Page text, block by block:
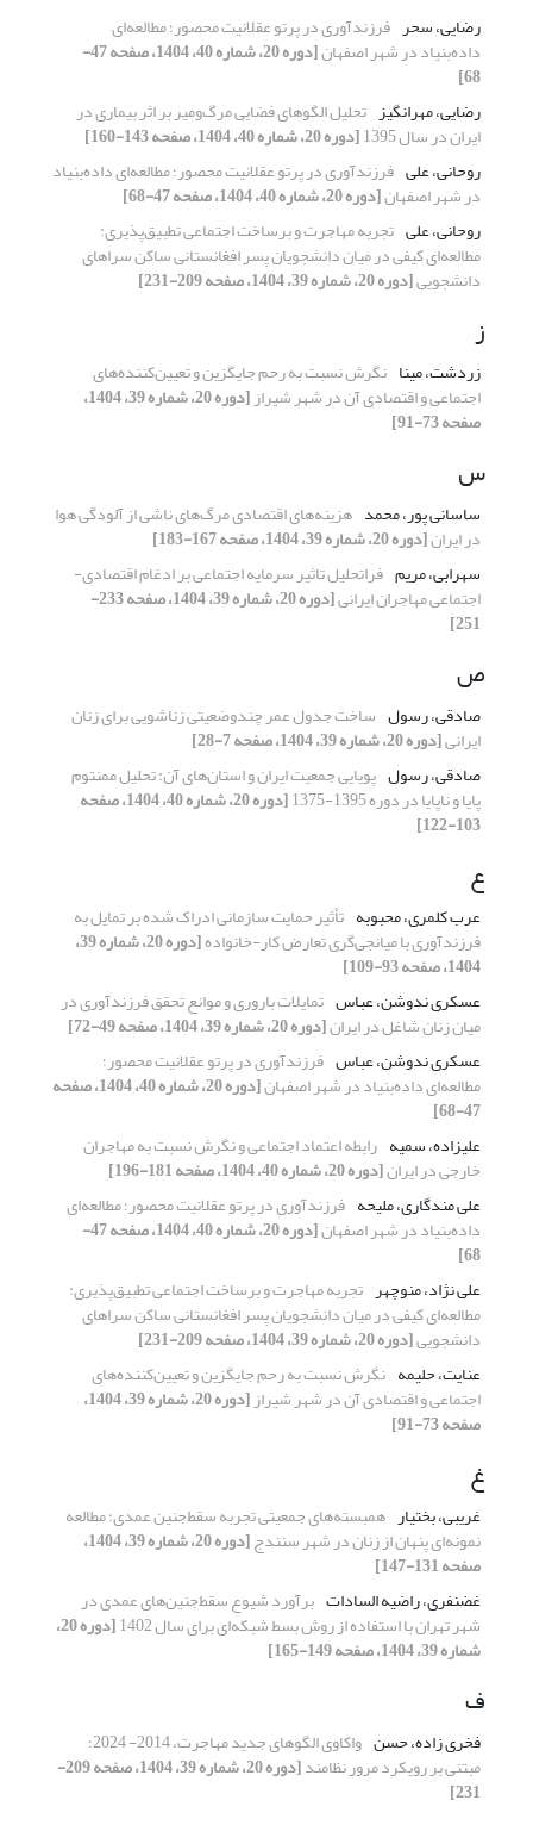
رضایی، سحر فرزندآوری در پرتو عقلانیت محصور؛ مطالعه‌ای
داده‌بنیاد در شهر اصفهان [دوره 20، شماره 40، 1404، صفحه 47-
68]
رضایی، مهرانگیز تحلیل الگوهای فضایی مرگ‌و‌میر بر اثر بیماری در
ایران در سال 1395
[دوره 20، شماره 40، 1404، صفحه 143-160]
روحانی، علی فرزندآوری در پرتو عقلانیت محصور؛ مطالعه‌ای داده‌بنیاد
در شهر اصفهان[دوره 20، شماره 40، 1404، صفحه 47-68]
روحانی، علی تجربه مهاجرت و برساخت اجتماعی تطبیق‌پذیری:
مطالعه‌ای کیفی در میان دانشجویان پسر افغانستانی ساکن سراهای
دانشجویی[دوره 20، شماره 39، 1404، صفحه 209-231]
ز
زردشت، مینا نگرش نسبت به رحم جایگزین و تعیین‌کننده‌های
اجتماعی و اقتصادی آن در شهر شیراز [دوره 20، شماره 39، 1404،
صفحه 73-91]
س
ساسانی پور، محمد هزینه‌های اقتصادی مرگ‌های ناشی از آلودگی هوا
در ایران[دوره 20، شماره 39، 1404، صفحه 167-183]
سهرابی، مریم فراتحلیل تاثیر سرمایه اجتماعی بر ادغام اقتصادی-
اجتماعی مهاجران ایرانی [دوره 20، شماره 39، 1404، صفحه 233-
251]
ص
صادقی، رسول ساخت جدول عمر چند‌وضعیتی زناشویی برای زنان
ایرانی[دوره 20، شماره 39، 1404، صفحه 7-28]
صادقی، رسول پویایی جمعیت ایران و استان‌های آن: تحلیل ممنتوم
پایا و ناپایا در دوره 1395-1375 [دوره 20، شماره 40، 1404، صفحه
103-122]
ع
عرب کلمری، محبوبه تأثیر حمایت سازمانی ادراک شده بر تمایل به
فرزندآوری با میانجی‌گری تعارض کار-خانواده [دوره 20، شماره 39،
1404، صفحه 93-109]
عسکری ندوشن، عباس تمایلات باروری و موانع تحقق فرزندآوری در
میان زنان شاغل در ایران[دوره 20، شماره 39، 1404، صفحه 49-72]
عسکری ندوشن، عباس فرزندآوری در پرتو عقلانیت محصور؛
مطالعه‌ای داده‌بنیاد در شهر اصفهان [دوره 20، شماره 40، 1404، صفحه
47-68]
علیزاده، سمیه رابطه اعتماد اجتماعی و نگرش نسبت به مهاجران
خارجی در ایران[دوره 20، شماره 40، 1404، صفحه 181-196]
علی مندگاری، ملیحه فرزندآوری در پرتو عقلانیت محصور؛ مطالعه‌ای
داده‌بنیاد در شهر اصفهان [دوره 20، شماره 40، 1404، صفحه 47-
68]
علی نژاد، منوچهر تجربه مهاجرت و برساخت اجتماعی تطبیق‌پذیری:
مطالعه‌ای کیفی در میان دانشجویان پسر افغانستانی ساکن سراهای
دانشجویی[دوره 20، شماره 39، 1404، صفحه 209-231]
عنایت، حلیمه نگرش نسبت به رحم جایگزین و تعیین‌کننده‌های
اجتماعی و اقتصادی آن در شهر شیراز [دوره 20، شماره 39، 1404،
صفحه 73-91]
غ
غریبی، بختیار همبسته‌های جمعیتی تجربه سقط‌جنین عمدی؛ مطالعه
نمونه‌ای پنهان از زنان در شهر سنندج [دوره 20، شماره 39، 1404،
صفحه 131-147]
غضنفری، راضیه السادات برآورد شیوع سقط‌جنین‌های عمدی در
شهر تهران با استفاده از روش بسط شبکه‌ای برای سال 1402 [دوره 20،
شماره 39، 1404، صفحه 149-165]
ف
فخری زاده، حسن واکاوی الگوهای جدید مهاجرت، 2014- 2024؛
مبتنی بر رویکرد مرور نظامند [دوره 20، شماره 39، 1404، صفحه 209-
231]